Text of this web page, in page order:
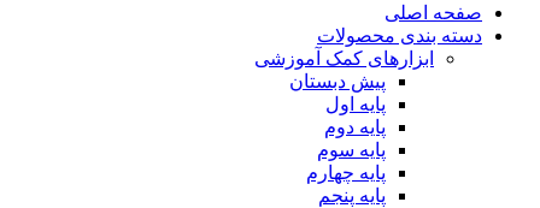
صفحه اصلی
دسته بندی محصولات
ابزارهای کمک آموزشی
پیش دبستان
پایه اول
پایه دوم
پایه سوم
پایه چهارم
پايه پنجم